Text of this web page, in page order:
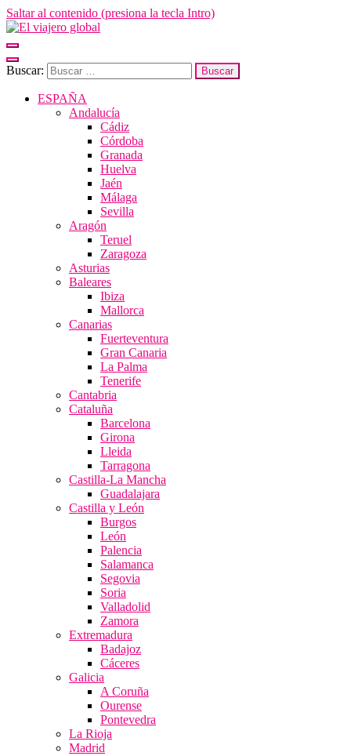
Saltar al contenido (presiona la tecla Intro)
forma sensorial, desde su música hasta su arquitectura o sus sabores
Buscar:
ESPAÑA
Andalucía
Cádiz
Córdoba
Granada
Huelva
Jaén
Málaga
Sevilla
Aragón
Teruel
Zaragoza
Asturias
Baleares
Ibiza
Mallorca
Canarias
Fuerteventura
Gran Canaria
La Palma
Tenerife
Cantabria
Cataluña
Barcelona
Girona
Lleida
Tarragona
Castilla-La Mancha
Guadalajara
Castilla y León
Burgos
León
Palencia
Salamanca
Segovia
Soria
Valladolid
Zamora
Extremadura
Badajoz
Cáceres
Galicia
A Coruña
Ourense
Pontevedra
La Rioja
Madrid